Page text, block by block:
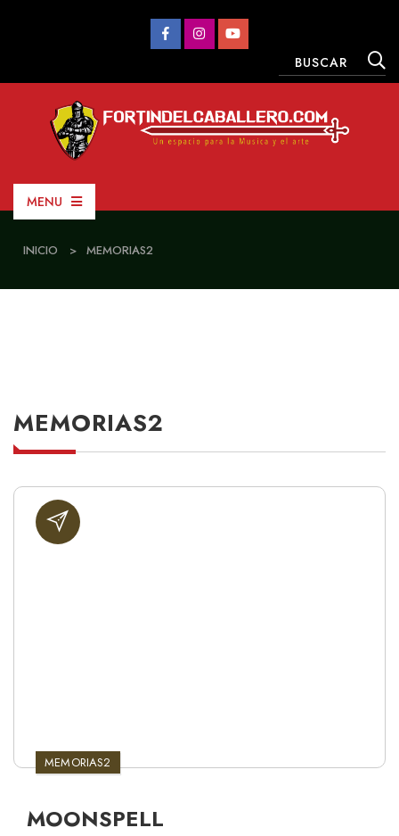
MENU
INICIO > MEMORIAS2
MEMORIAS2
MEMORIAS2
MOONSPELL